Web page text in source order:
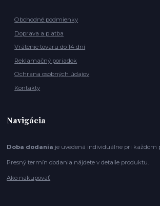
Obchodné podmienky
Doprava a platba
Vrátenie tovaru do 14 dní
Reklamačný poriadok
Ochrana osobných údajov
Kontakty
Navigácia
Doba dodania je uvedená individuálne pri každom
Presný termín dodania nájdete v detaile produktu.
Ako nakupovať